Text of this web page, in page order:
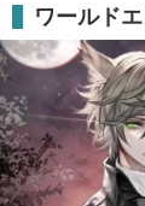
ワールド